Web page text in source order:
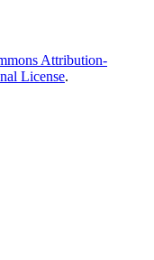
Attribution-
License.